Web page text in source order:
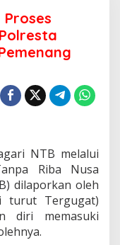
NTB melalui
Riba Nusa
dilaporkan oleh
turut Tergugat)
diri memasuki